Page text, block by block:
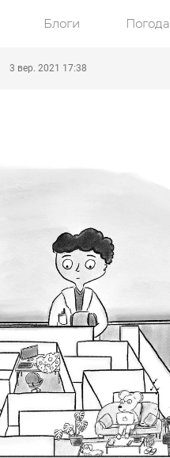
Блоги Погода
3 вер. 2021 17:38